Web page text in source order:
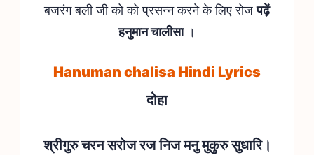
बजरंग बली जी को को प्रसन्न करने के लिए रोजपढ़ें
हनुमान चालीसा।
Hanuman chalisa Hindi Lyrics
दोहा
श्रीगुरु चरन सरोज रज निज मनु मुकुरु सुधारि।